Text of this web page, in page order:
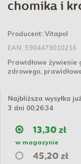
chomika i
Producent: Vitapol
EAN: 5904479010216
Prawidłowe
zdrowego,
Najbliższa wysyłka
3 dni 00:26:34
13,30 zł
w magazynie
45,20 zł